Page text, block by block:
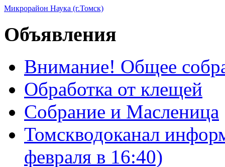
Микрорайон Наука (г.Томск)
Объявления
Внимание! Общее
Обработка от клещей
Собрание и Масленица
Томскводоканал
февраля в 16:40)